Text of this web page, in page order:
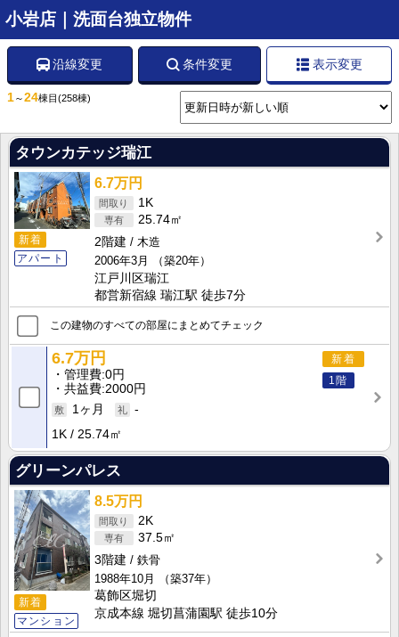
小岩店｜洗面台独立物件
沿線変更 条件変更 表示変更
1～24棟目 (258棟)
タウンカテッジ瑞江
新着
アパート
6.7万円
1K
25.74㎡
2階建
木造
2006年3月
（築20年）
江戸川区瑞江
都営新宿線 瑞江駅 徒歩7分
この建物のすべての部屋にまとめてチェック
新着
1階
6.7万円
管理費 0円
共益費 2000円
1ヶ月
-
1K
25.74㎡
グリーンパレス
新着
マンション
8.5万円
2K
37.5㎡
3階建
鉄骨
1988年10月
（築37年）
葛飾区堀切
京成本線 堀切菖蒲園駅 徒歩10分